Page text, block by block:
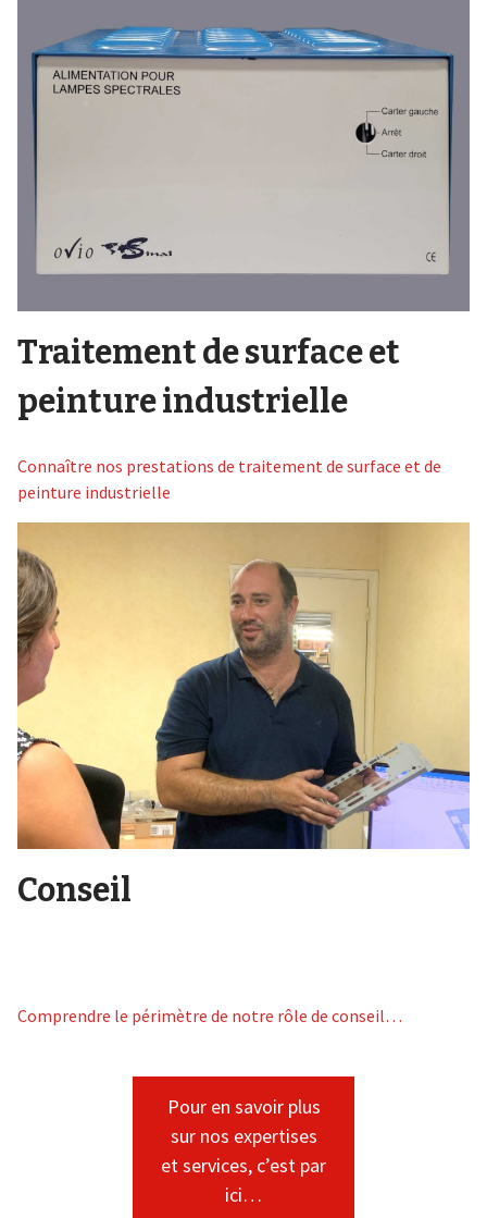
Traitement de surface et
peinture industrielle
Connaître nos prestations de traitement de surface et de
peinture industrielle
Conseil
Comprendre le périmètre de notre rôle de conseil…
Pour en savoir plus
sur nos expertises
et services, c’est par
ici…